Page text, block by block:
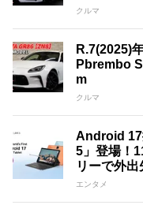
クルマ
R.7(2025)
Pbrembo
m
クルマ
Android
5」登場！
リーで外
エンタメ